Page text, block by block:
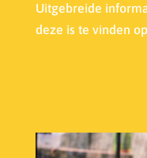
Uitgebreide
deze is te vinden